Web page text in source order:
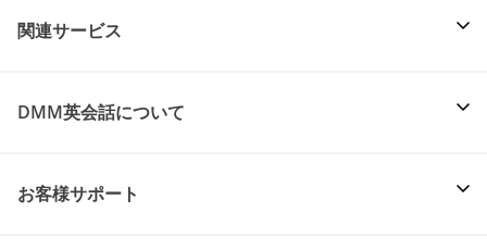
関連サービス
DMM英会話について
お客様サポート